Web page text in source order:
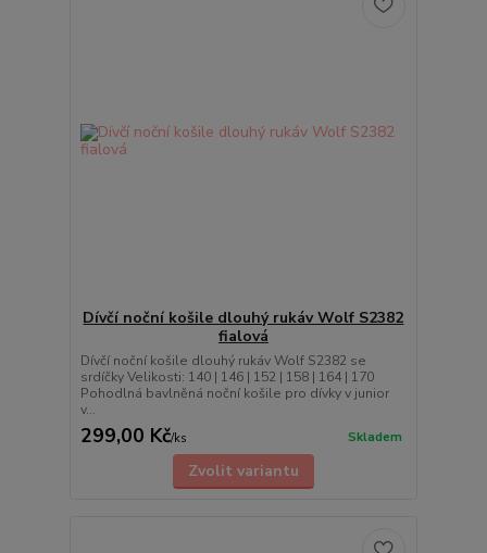
Dívčí noční košile dlouhý rukáv Wolf S2382
fialová
Dívčí noční košile dlouhý rukáv Wolf S2382 se
srdíčky Velikosti: 140 | 146 | 152 | 158 | 164 | 170
Pohodlná bavlněná noční košile pro dívky v junior
v...
299,00 Kč/ks Skladem
Zvolit variantu